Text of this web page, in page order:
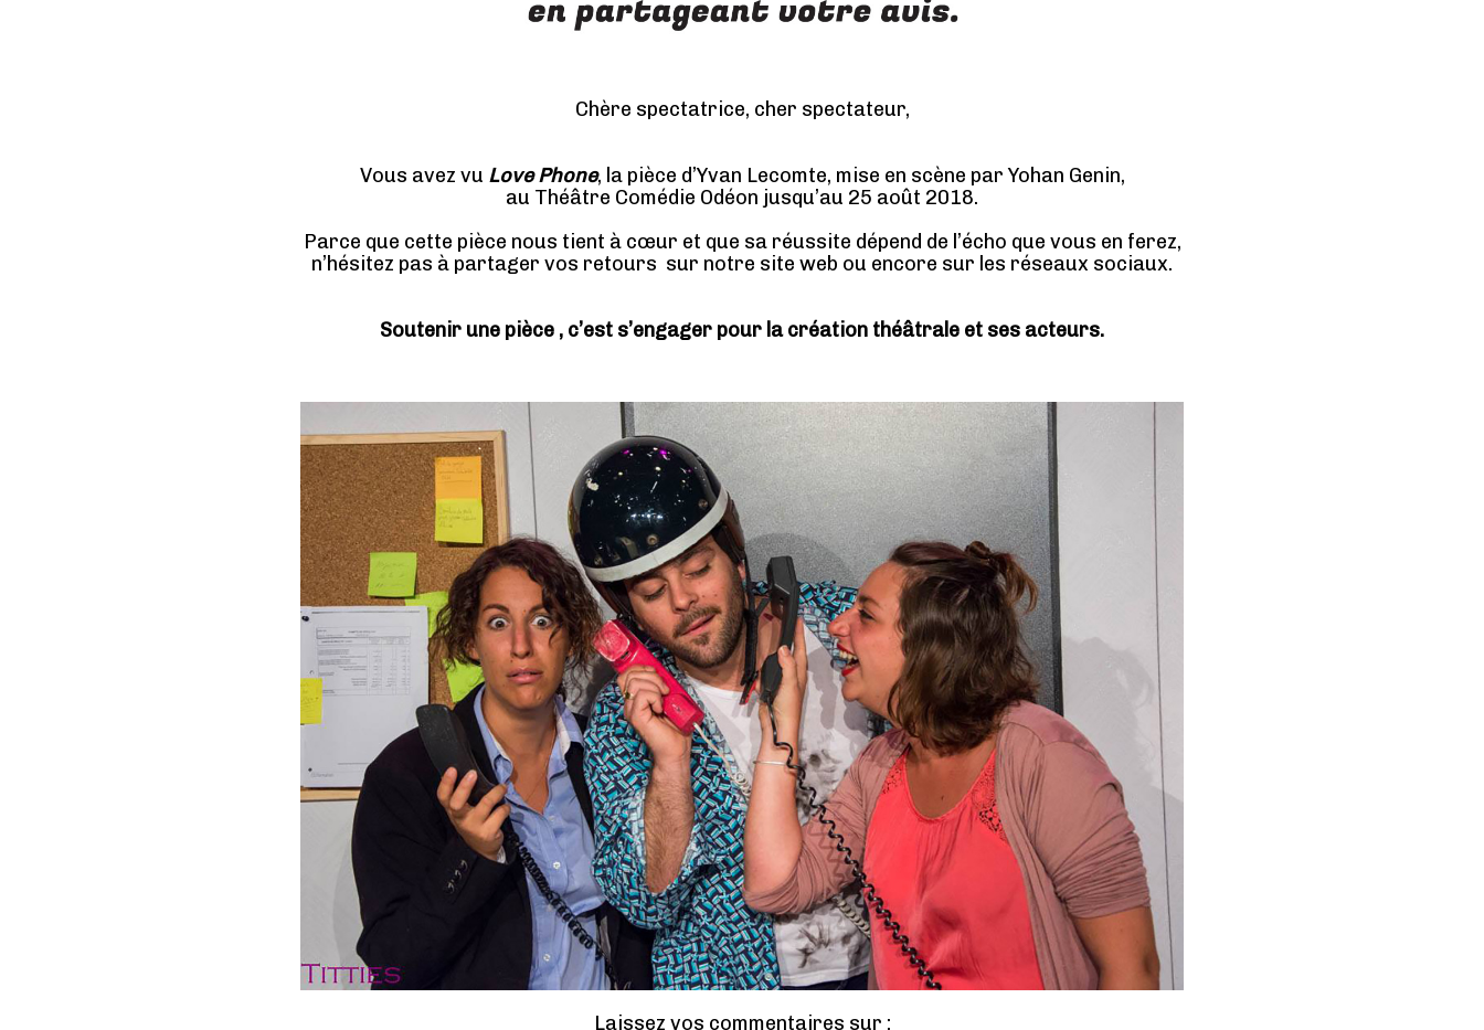
Chère spectatrice, cher spectateur,
Vous avez vu Love Phone, la pièce d’Yvan Lecomte, mise en scène par Yohan Genin,
au Théâtre Comédie Odéon jusqu’au 25 août 2018.
Parce que cette pièce nous tient à cœur et que sa réussite dépend de l’écho que vous en ferez,
n’hésitez pas à partager vos retours sur notre site web ou encore sur les réseaux sociaux.
Soutenir une pièce , c’est s’engager pour la création théâtrale et ses acteurs.
Laissez vos commentaires sur :